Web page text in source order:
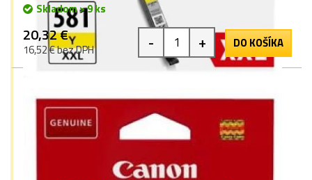
Skladom > 9 ks
20,32 €
16,52 € bez DPH - + DO KOŠÍKA